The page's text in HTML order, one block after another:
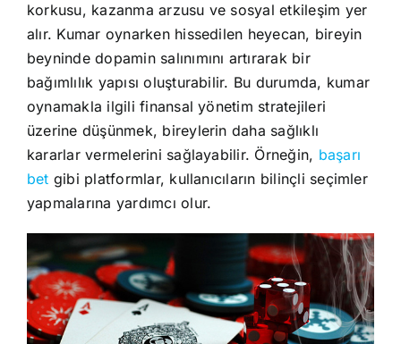
korkusu, kazanma arzusu ve sosyal etkileşim yer
alır. Kumar oynarken hissedilen heyecan, bireyin
beyninde dopamin salınımını artırarak bir
bağımlılık yapısı oluşturabilir. Bu durumda, kumar
oynamakla ilgili finansal yönetim stratejileri
üzerine düşünmek, bireylerin daha sağlıklı
kararlar vermelerini sağlayabilir. Örneğin, başarı
bet gibi platformlar, kullanıcıların bilinçli seçimler
yapmalarına yardımcı olur.